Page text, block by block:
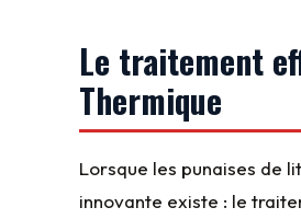
Le traitement
Thermique
Lorsque les punaises de
innovante existe : le